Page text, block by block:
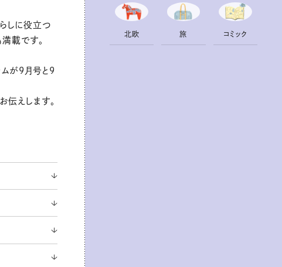
しに役立つ
載です。
ムが9月号と9
えします。
北欧 旅 コ ミ ック